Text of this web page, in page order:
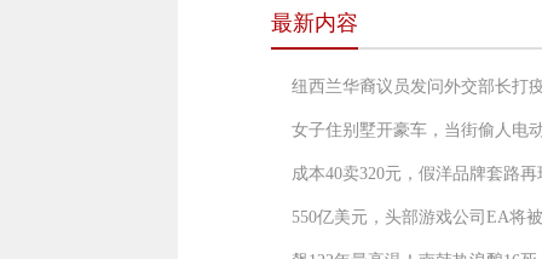
最新内容
女子住别墅开豪车，当街偷人电
成本40卖320元，假洋品牌套路再